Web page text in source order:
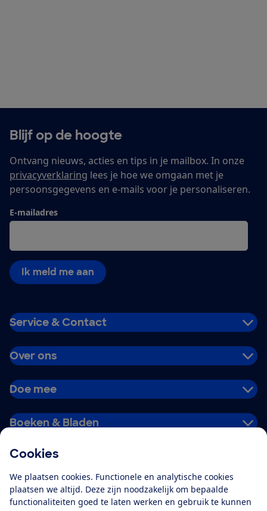
Cookies
We plaatsen cookies. Functionele en analytische cookies
plaatsen we altijd. Deze zijn noodzakelijk om bepaalde
functionaliteiten goed te laten werken en gebruik te kunnen
Blijf op de hoogte
Ontvang nieuws, acties en tips in je mailbox. In onze
privacyverklaring lees je hoe we omgaan met je
persoonsgegevens en e-mails voor je personaliseren.
E-mailadres
Ik meld me aan
Service & Contact
Over ons
Doe mee
Boeken & Bladen